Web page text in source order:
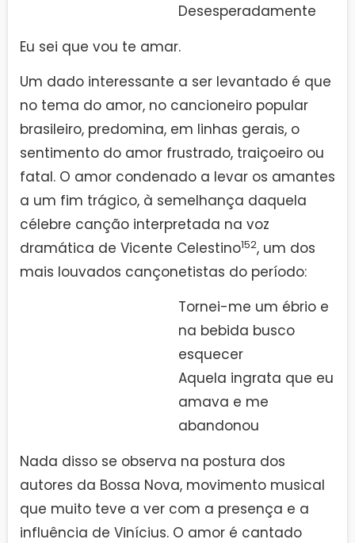
Desesperadamente
Eu sei que vou te amar.
Um dado interessante a ser levantado é que
no tema do amor, no cancioneiro popular
brasileiro, predomina, em linhas gerais, o
sentimento do amor frustrado, traiçoeiro ou
fatal. O amor condenado a levar os amantes
a um fim trágico, à semelhança daquela
célebre canção interpretada na voz
dramática de Vicente Celestino152, um dos
mais louvados cançonetistas do período:
Tornei-me um ébrio e
na bebida busco
esquecer
Aquela ingrata que eu
amava e me
abandonou
Nada disso se observa na postura dos
autores da Bossa Nova, movimento musical
que muito teve a ver com a presença e a
influência de Vinícius. O amor é cantado